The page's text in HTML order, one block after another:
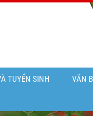
TUYỂN SINH VĂN